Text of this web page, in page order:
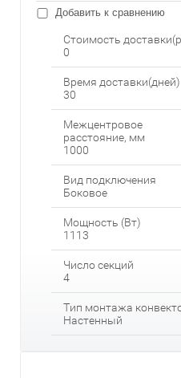
Добавить к сравнению
Стоимость
0
Время доставки(дней)
30
Межцентровое
расстояние, мм
1000
Вид подключения
Боковое
Мощность (Вт)
1113
Число секций
4
Тип монтажа
Настенный